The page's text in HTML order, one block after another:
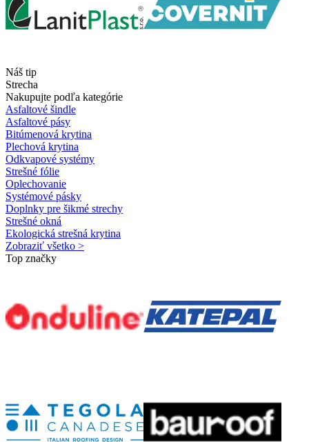
Náš tip
Strecha
Nakupujte podľa kategórie
Asfaltové šindle
Asfaltové pásy
Bitúmenová krytina
Plechová krytina
Odkvapové systémy
Strešné fólie
Oplechovanie
Systémové pásky
Doplnky pre šikmé strechy
Strešné okná
Ekologická strešná krytina
Zobraziť všetko >
Top značky